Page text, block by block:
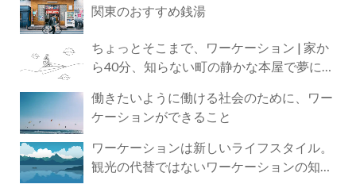
関東のおすすめ銭湯
ちょっとそこまで、ワーケーション | 家か
ら40分、知らない町の静かな本屋で夢に近
働きたいように働ける社会のために、ワー
ケーションができること
ワーケーションは新しいライフスタイル。
観光の代替ではないワーケーションの知ら